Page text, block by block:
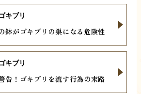
鉢がゴキブリの巣になる危険性
キブリ
告！ゴキブリを流す行為の末路
キブリ